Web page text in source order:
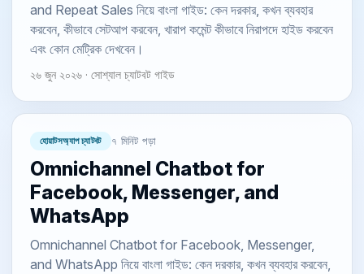
and Repeat Sales নিয়ে বাংলা গাইড: কেন দরকার, কখন ব্যবহার
করবেন, কীভাবে সেটআপ করবেন, খারাপ কমেন্ট কীভাবে নিরাপদে হাইড করবেন
এবং কোন মেট্রিক দেখবেন।
২৬ জুন ২০২৬ · সোশ্যাল চ্যাটবট গাইড
হোয়াটসঅ্যাপ চ্যাটবট ৭ মিনিট পড়া
Omnichannel Chatbot for
Facebook, Messenger, and
WhatsApp
Omnichannel Chatbot for Facebook, Messenger,
and WhatsApp নিয়ে বাংলা গাইড: কেন দরকার, কখন ব্যবহার করবেন,